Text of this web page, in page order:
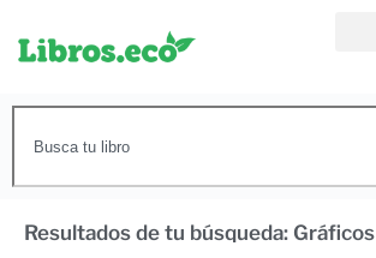
Resultados de tu búsqueda: Gráficos